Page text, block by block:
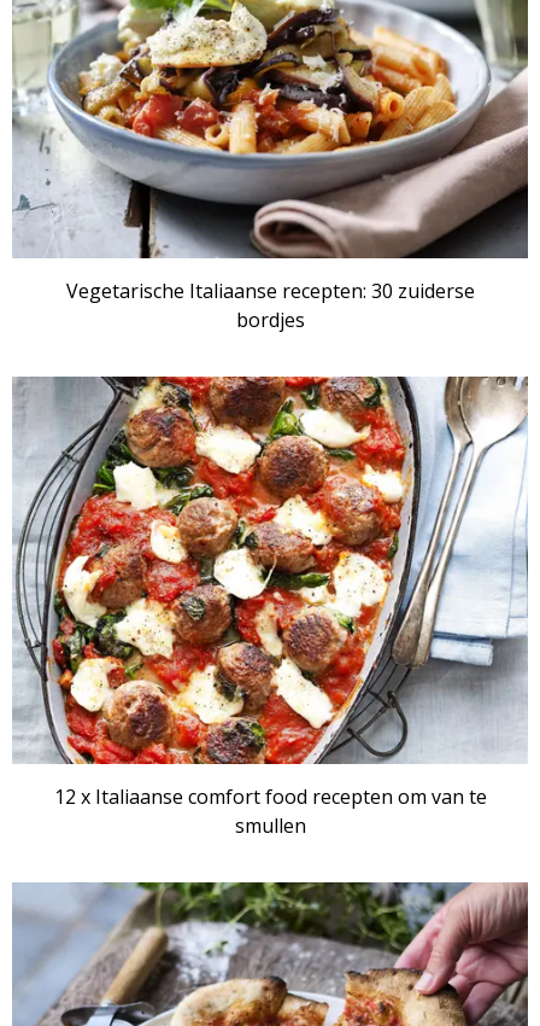
Vegetarische Italiaanse recepten: 30 zuiderse
bordjes
12 x Italiaanse comfort food recepten om van te
smullen